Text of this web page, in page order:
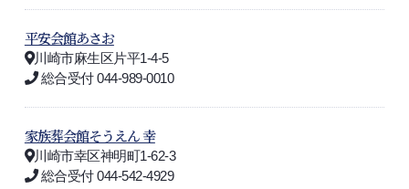
平安会館あさお
川崎市麻生区片平1-4-5
総合受付 044-989-0010
家族葬会館そうえん 幸
川崎市幸区神明町1-62-3
総合受付 044-542-4929